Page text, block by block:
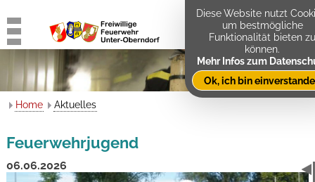
Home Aktuelles
Feuerwehrjugend
06.06.2026
Diese Website nutzt
um bestmögliche
Funktionalität bieten zu
können.
Mehr Infos zum
Ok, ich bin